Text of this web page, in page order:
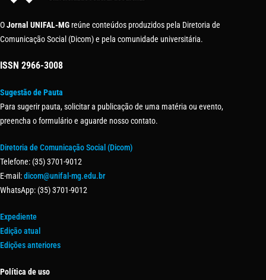
OJornal UNIFAL-MG reúne conteúdos produzidos pela Diretoria de
Comunicação Social (Dicom) e pela comunidade universitária.
ISSN 2966-3008
Sugestão de Pauta
Para sugerir pauta, solicitar a publicação de uma matéria ou evento,
preencha o formulário e aguarde nosso contato.
Diretoria de Comunicação Social (Dicom)
Telefone: (35) 3701-9012
E-mail:dicom@unifal-mg.edu.br
WhatsApp: (35) 3701-9012
Expediente
Edição atual
Edições anteriores
Política de uso